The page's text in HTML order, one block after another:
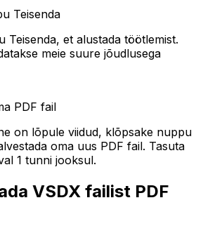
Teisenda
Teisenda, et alustada töötlemist.
meie suure jõudlusega
PDF fail
on lõpule viidud, klõpsake nuppu
oma uus PDF fail. Tasuta
1 tunni jooksul.
VSDX failist PDF